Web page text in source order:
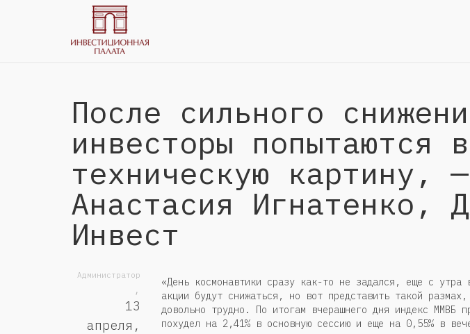
После сильного
инвесторы попытаются
техническую картину, —
Анастасия Игнатенко,
Инвест
Администратор
,
13
апреля,
«День космонавтики сразу как-то не задался, еще с утра
акции будут снижаться, но вот представить такой
довольно трудно. По итогам вчерашнего дня индекс ММВБ
похудел на 2,41% в основную сессию и еще на 0,55% в